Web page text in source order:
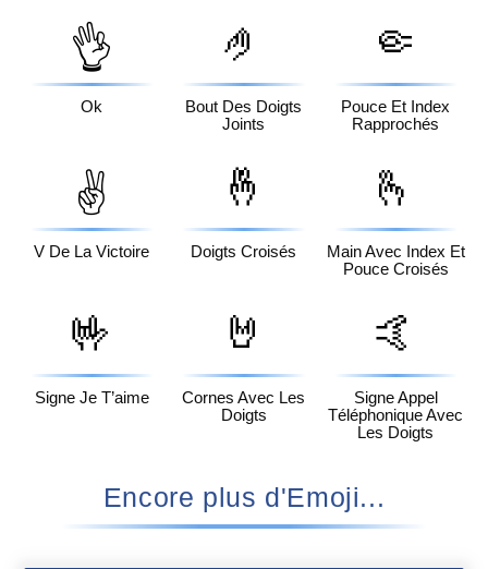
👌
Ok
🤌
Bout Des Doigts
Joints
🤏
Pouce Et Index
Rapprochés
✌️
V De La Victoire
🤞
Doigts Croisés
🫰
Main Avec Index Et
Pouce Croisés
🤟
Signe Je T’aime
🤘
Cornes Avec Les
Doigts
🤙
Signe Appel
Téléphonique Avec
Les Doigts
Encore plus d'Emoji...